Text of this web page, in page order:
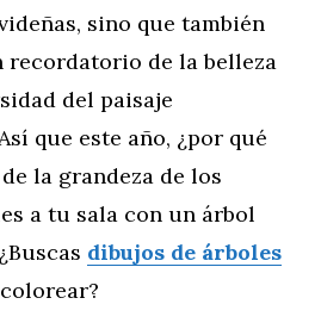
sino que también
recordatorio de la belleza
del paisaje
que este año, ¿por qué
la grandeza de los
a tu sala con un árbol
dibujos de árboles